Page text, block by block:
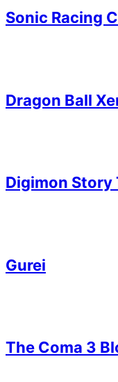
Sonic Racing
Dragon Ball
Digimon Story
Gurei
The Coma 3